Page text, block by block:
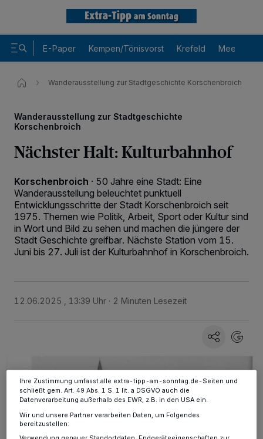
E-Paper Kempen/Tönisvorst Krefeld Meerbusch
Wanderausstellung zur Stadtgeschichte Korschenbroich
Wanderausstellung zur Stadtgeschichte
Korschenbroich
Nächster Halt: Kulturbahnhof
Korschenbroich · 50 Jahre eine Stadt: Eine
Wanderausstellung beleuchtet punktuell
Entwicklungsschritte der Stadt Korschenbroich seit
1975. Themen wie Politik, Arbeit, Sport oder Kultur sind
in Wort und Bild zu sehen und machen die jüngere der
Stadt Geschichte greifbar. Nächste Station vom 15.
Juni bis 27. Juli ist der Kulturbahnhof in Korschenbroich.
12.06.2025 , 13:39 Uhr 2 Minuten Lesezeit
verarbeiten Daten, um Ihnen Dienste bereitzustellen“ aufgeführten
ändern oder Ihre Einwilligung zu widerrufen, indem Sie auf den Link
Informationen finden Sie in unserer Datenschutzerklärung.
Ihre Zustimmung umfasst alle extra-tipp-am-sonntag.de-Seiten und
schließt gem. Art. 49 Abs. 1 S. 1 lit. a DSGVO auch die
Datenverarbeitung außerhalb des EWR, z.B. in den USA ein.
Wir und unsere Partner verarbeiten Daten, um Folgendes
bereitzustellen: